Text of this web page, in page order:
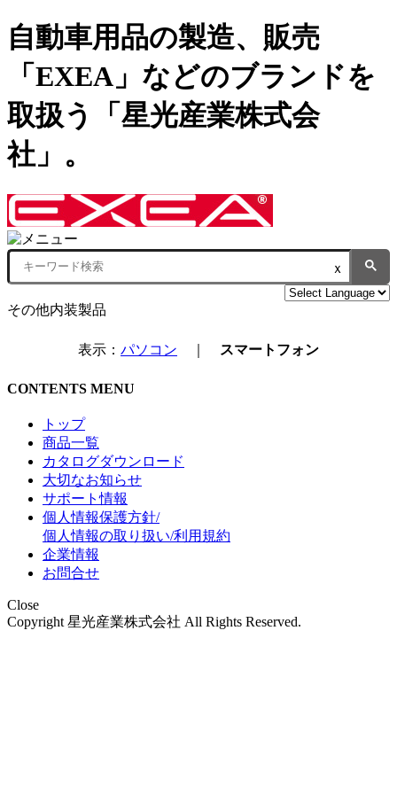
自動車用品の製造、販売
「EXEA」などのブランドを
取扱う「星光産業株式会
社」。
ｘ
その他内装製品
表示： パソコン スマートフォン
CONTENTS MENU
トップ
商品一覧
カタログダウンロード
大切なお知らせ
サポート情報
個人情報保護方針/
個人情報の取り扱い/利用規約
企業情報
お問合せ
Close
Copyright 星光産業株式会社 All Rights Reserved.